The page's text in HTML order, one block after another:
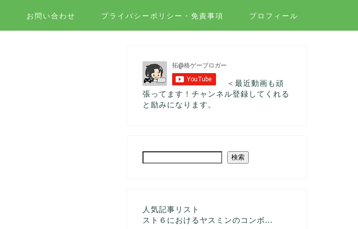
お問い合わせ プライバシーポリシー・免責事項 プロフィール
＜最近動画も頑
張ってます！チャンネル登録してくれる
と励みになります。
検索
人気記事リスト
スト６におけるヤスミンのコンボ...